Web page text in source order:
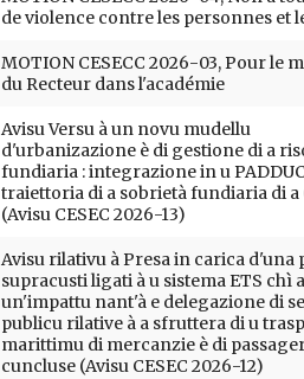
de violence contre les personnes et
MOTION CESECC 2026-03, Pour le
du Recteur dans l'académie
Avisu Versu à un novu mudellu
d'urbanizazione è di gestione di a
fundiaria : integrazione in u
traiettoria di a sobrietà fundiaria di a
(Avisu CESEC 2026-13)
Avisu rilativu à Presa in carica d'una
supracusti ligati à u sistema ETS chì
un'impattu nant'à e delegazione di
publicu rilative à a sfruttera di u
marittimu di mercanzie è di
cuncluse (Avisu CESEC 2026-12)